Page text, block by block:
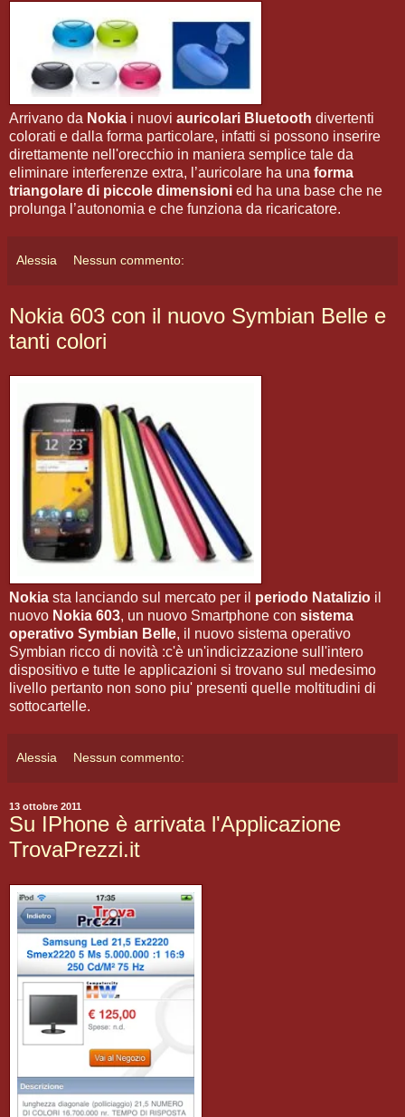
Arrivano da Nokia i nuovi auricolari Bluetooth divertenti
colorati e dalla forma particolare, infatti si possono inserire
direttamente nell'orecchio in maniera semplice tale da
eliminare interferenze extra, l’auricolare ha una forma
triangolare di piccole dimensioni ed ha una base che ne
prolunga l’autonomia e che funziona da ricaricatore.
Alessia Nessun commento:
Nokia 603 con il nuovo Symbian Belle e
tanti colori
Nokia sta lanciando sul mercato per il periodo Natalizio il
nuovo Nokia 603, un nuovo Smartphone con sistema
operativo Symbian Belle, il nuovo sistema operativo
Symbian ricco di novità :c'è un'indicizzazione sull'intero
dispositivo e tutte le applicazioni si trovano sul medesimo
livello pertanto non sono piu' presenti quelle moltitudini di
sottocartelle.
Alessia Nessun commento:
13 ottobre 2011
Su IPhone è arrivata l'Applicazione
TrovaPrezzi.it